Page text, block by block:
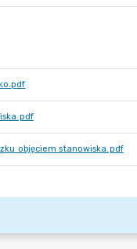
objęciem stanowiska.pdf